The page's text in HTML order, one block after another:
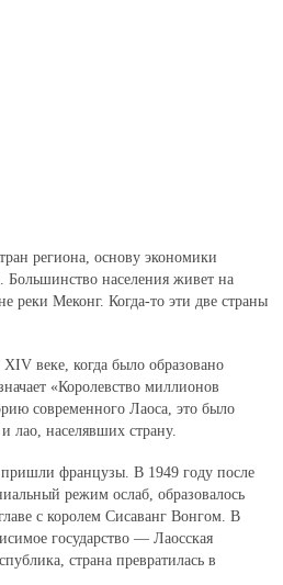
региона, основу экономики
Большинство населения живет на
реки Меконг. Когда-то эти две страны
веке, когда было образовано
«Королевство миллионов
современного Лаоса, это было
лао, населявших страну.
французы. В 1949 году после
режим ослаб, образовалось
с королем Сисаванг Вонгом. В
государство — Лаосская
страна превратилась в